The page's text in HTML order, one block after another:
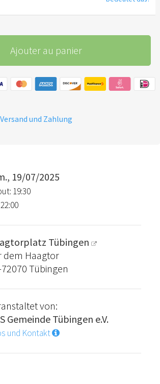
Ajouter au panier
und Zahlung
19/07/2025
19:30
Tübingen
dem Haagtor
72070 Tübingen
von:
Gemeinde Tübingen e.V.
und Kontakt